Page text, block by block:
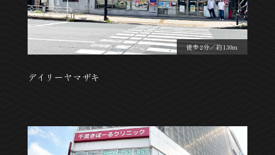
徒歩2分／約130m
デイリーヤマザキ